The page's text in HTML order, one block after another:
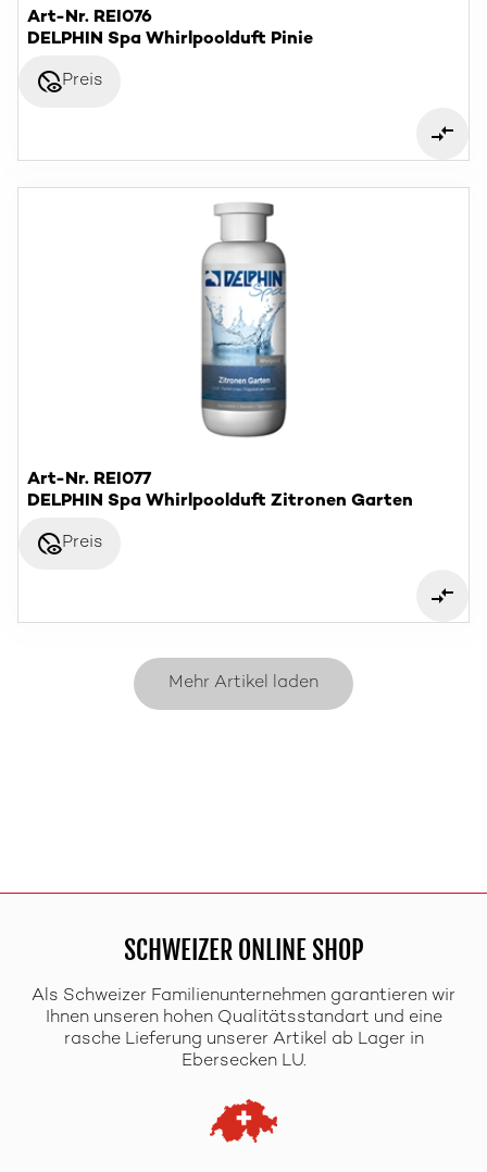
Art-Nr. REI076
DELPHIN Spa Whirlpoolduft Pinie
disabled_visiblePreis
Art-Nr. REI077
DELPHIN Spa Whirlpoolduft Zitronen Garten
disabled_visiblePreis
Mehr Artikel laden
SCHWEIZER ONLINE SHOP
Als Schweizer Familienunternehmen garantieren wir
Ihnen unseren hohen Qualitätsstandart und eine
rasche Lieferung unserer Artikel ab Lager in
Ebersecken LU.